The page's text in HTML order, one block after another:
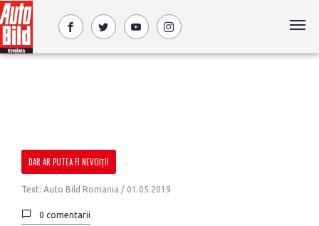
DAR AR PUTEA FI NEVOIȚI!
Text: Auto Bild Romania / 01.05.2019
0 comentarii